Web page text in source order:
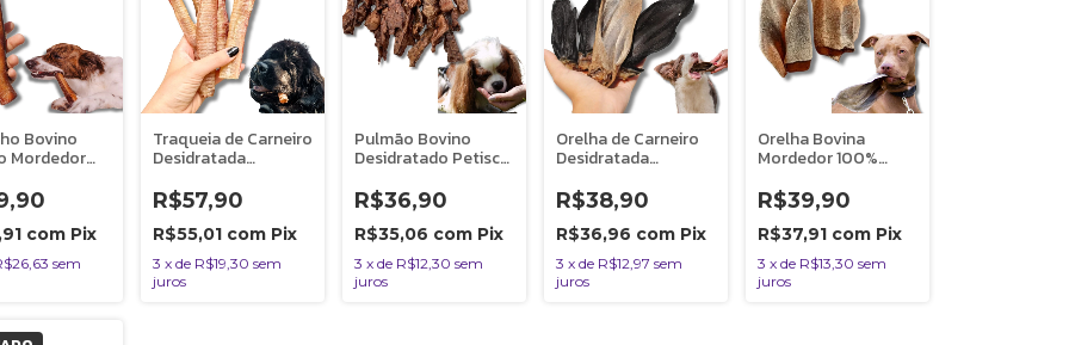
Bovino
Mordedor
Bicho do
com Pix
sem
Traqueia de Carneiro
Desidratada
Natural Para Cães 5
Uni Bicho do Mato
R$57,90
R$55,01 com Pix
3 x de R$19,30 sem
juros
Pulmão Bovino
Desidratado Petisco
Cães Gatos 30g
Bicho do Mato
R$36,90
R$35,06 com Pix
3 x de R$12,30 sem
juros
Orelha de Carneiro
Desidratada
Natural Para Cães 4
Uni Bicho do Mato
R$38,90
R$36,96 com Pix
3 x de R$12,97 sem
juros
Orelha Bovina
Mordedor 100%
Uni Bicho do Mato
R$39,90
R$37,91 com Pix
3 x de R$13,30 sem
juros